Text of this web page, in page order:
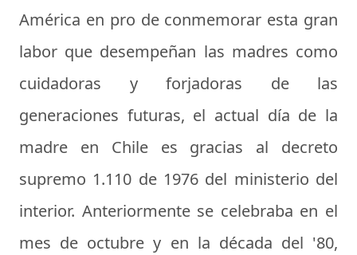
América en pro de conmemorar esta gran
labor que desempeñan las madres como
cuidadoras y forjadoras de las
generaciones futuras, el actual día de la
madre en Chile es gracias al decreto
supremo 1.110 de 1976 del ministerio del
interior. Anteriormente se celebraba en el
mes de octubre y en la década del '80,